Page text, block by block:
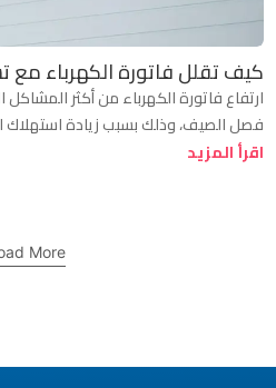
كيف تقلل فاتورة الكهرباء
ارتفاع فاتورة الكهرباء من أكثر
فصل الصيف، وذلك بسبب زيادة
اقرأ المزيد
More